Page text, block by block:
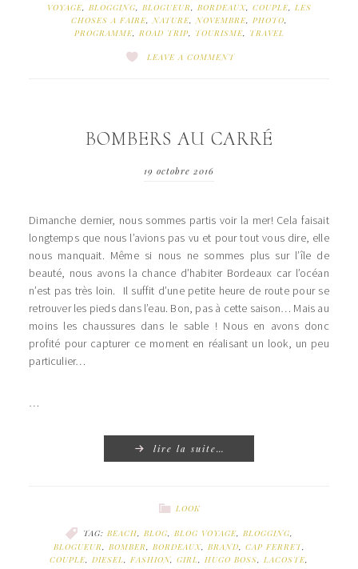
VOYAGE, BLOGGING, BLOGUEUR BORDEAUX, COUPLE, LES
CHOSES A FAIRE, NATURE, NOVEMBRE, PHOTO
PROGRAMME, ROAD TRIP, TOURISME, TRAVEL
LEAVE A COMMENT
BOMBERS AU CARRÉ
19 octobre 2016
Dimanche dernier, nous sommes partis voir la mer! Cela faisait
longtemps que nous l’avions pas vu et pour tout vous dire, elle
nous manquait. Même si nous ne sommes plus sur l’île de
beauté, nous avons la chance d’habiter Bordeaux car l’océan
n’est pas très loin. Il suffit d’une petite heure de route pour se
retrouver les pieds dans l’eau. Bon, pas à cette saison… Mais au
moins les chaussures dans le sable ! Nous en avons donc
profité pour capturer ce moment en réalisant un look, un peu
particulier…
…
lire la suite…
LOOK
TAG: BEACH BLOG BLOG VOYAGE BLOGGING
BLOGUEUR
BOMBER BORDEAUX, BRAND CAP FERRET,
COUPLE DIESEL FASHION, GIRL HUGO BOSS LACOSTE